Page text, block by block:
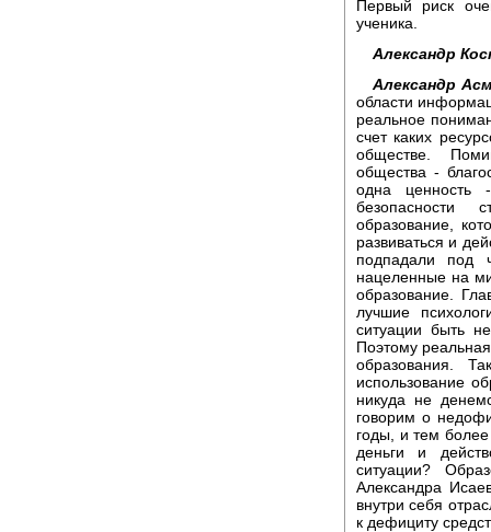
Первый риск
ученика.
Александр
Александр
области
реальное
счет каких
обществе.
общества -
одна
безопасности
образование,
развиваться и
подпадали под
нацеленные на
образование.
лучшие
ситуации быть
Поэтому
образования.
использование
никуда не
говорим о
годы, и тем более
деньги и
ситуации?
Александра
внутри себя
к дефициту